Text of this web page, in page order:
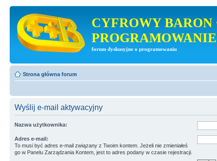
CYFROWY BARON
PROGRAMOWANIE
forum dyskusyjne o programowaniu
Strona główna forum
Wyślij e-mail aktywacyjny
Nazwa użytkownika:
Adres e-mail:
To musi być adres e-mail związany z Twoim kontem. Jeżeli nie zmieniałeś
go w Panelu Zarządzania Kontem, jest to adres podany w czasie rejestracji.